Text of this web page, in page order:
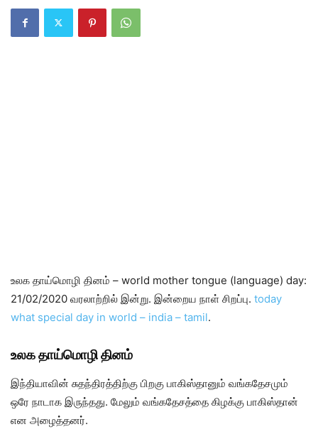
உலக தாய்மொழி தினம் – world mother tongue (language) day:
21/02/2020 வரலாற்றில் இன்று. இன்றைய நாள் சிறப்பு. today
what special day in world – india – tamil.
உலக தாய்மொழி தினம்
இந்தியாவின் சுதந்திரத்திற்கு பிறகு பாகிஸ்தானும் வங்கதேசமும்
ஒரே நாடாக இருந்தது. மேலும் வங்கதேசத்தை கிழக்கு பாகிஸ்தான்
என அழைத்தனர்.